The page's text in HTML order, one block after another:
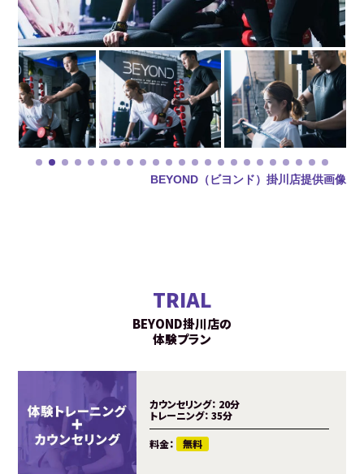
BEYOND（ビヨンド）掛川店提供画像
TRIAL
BEYOND掛川店の
体験プラン
カウンセリング： 20分
トレーニング： 35分
料金： 無料